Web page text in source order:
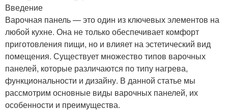
Введение
Варочная панель — это один из ключевых элементов на
любой кухне. Она не только обеспечивает комфорт
приготовления пищи, но и влияет на эстетический вид
помещения. Существует множество типов варочных
панелей, которые различаются по типу нагрева,
функциональности и дизайну. В данной статье мы
рассмотрим основные виды варочных панелей, их
особенности и преимущества.